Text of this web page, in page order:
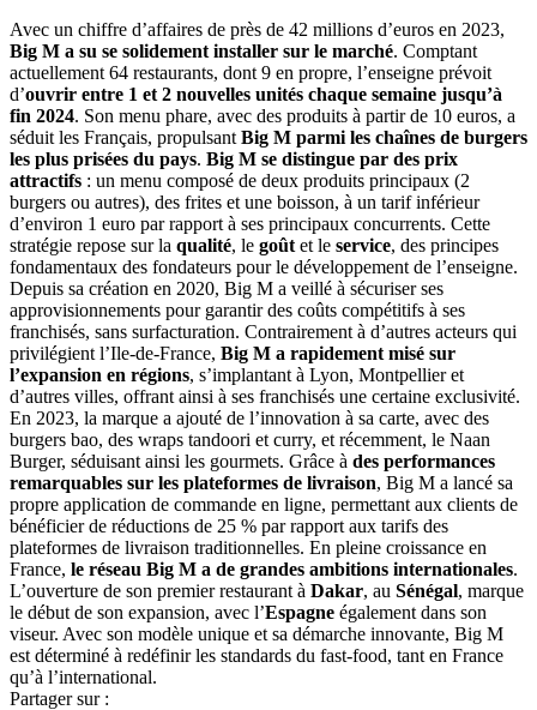
Avec un chiffre d’affaires de près de 42 millions d’euros en 2023,
Big M a su se solidement installer sur le marché. Comptant
actuellement 64 restaurants, dont 9 en propre, l’enseigne prévoit
d’ouvrir entre 1 et 2 nouvelles unités chaque semaine jusqu’à
fin 2024. Son menu phare, avec des produits à partir de 10 euros, a
séduit les Français, propulsant Big M parmi les chaînes de burgers
les plus prisées du pays. Big M se distingue par des prix
attractifs : un menu composé de deux produits principaux (2
burgers ou autres), des frites et une boisson, à un tarif inférieur
d’environ 1 euro par rapport à ses principaux concurrents. Cette
stratégie repose sur la qualité, le goût et le service, des principes
fondamentaux des fondateurs pour le développement de l’enseigne.
Depuis sa création en 2020, Big M a veillé à sécuriser ses
approvisionnements pour garantir des coûts compétitifs à ses
franchisés, sans surfacturation. Contrairement à d’autres acteurs qui
privilégient l’Ile-de-France, Big M a rapidement misé sur
l’expansion en régions, s’implantant à Lyon, Montpellier et
d’autres villes, offrant ainsi à ses franchisés une certaine exclusivité.
En 2023, la marque a ajouté de l’innovation à sa carte, avec des
burgers bao, des wraps tandoori et curry, et récemment, le Naan
Burger, séduisant ainsi les gourmets. Grâce à des performances
remarquables sur les plateformes de livraison, Big M a lancé sa
propre application de commande en ligne, permettant aux clients de
bénéficier de réductions de 25 % par rapport aux tarifs des
plateformes de livraison traditionnelles. En pleine croissance en
France, le réseau Big M a de grandes ambitions internationales.
L’ouverture de son premier restaurant à Dakar, au Sénégal, marque
le début de son expansion, avec l’Espagne également dans son
viseur. Avec son modèle unique et sa démarche innovante, Big M
est déterminé à redéfinir les standards du fast-food, tant en France
qu’à l’international.
Partager sur :